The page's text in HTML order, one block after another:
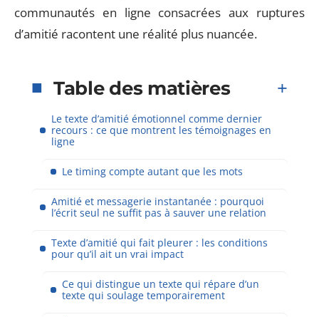
communautés en ligne consacrées aux ruptures
d’amitié racontent une réalité plus nuancée.
Table des matières
Le texte d’amitié émotionnel comme dernier
recours : ce que montrent les témoignages en
ligne
Le timing compte autant que les mots
Amitié et messagerie instantanée : pourquoi
l’écrit seul ne suffit pas à sauver une relation
Texte d’amitié qui fait pleurer : les conditions
pour qu’il ait un vrai impact
Ce qui distingue un texte qui répare d’un
texte qui soulage temporairement